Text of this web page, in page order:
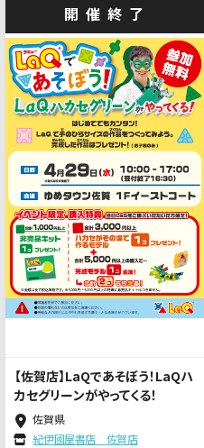
開催終了
【佐賀店】LaQであそぼう！LaQハ
カセグリーンがやってくる！
佐賀県
紀伊國屋書店 佐賀店